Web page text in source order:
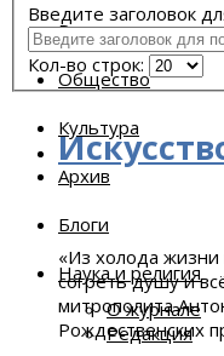
Религия
Общество
Культура
Архив
Блоги
Наука и религия
О журнале
Редакция
Введите заголовок
Кол-во строк:
«Из холода
согреть душу и
митрополита
Рождественских